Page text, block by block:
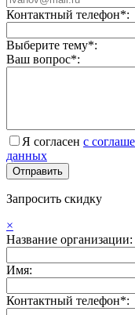
Контактный телефон*:
Выберите тему*:
Ваш вопрос*:
Я согласен с
данных
Запросить скидку
×
Название организации:
Имя:
Контактный телефон*: